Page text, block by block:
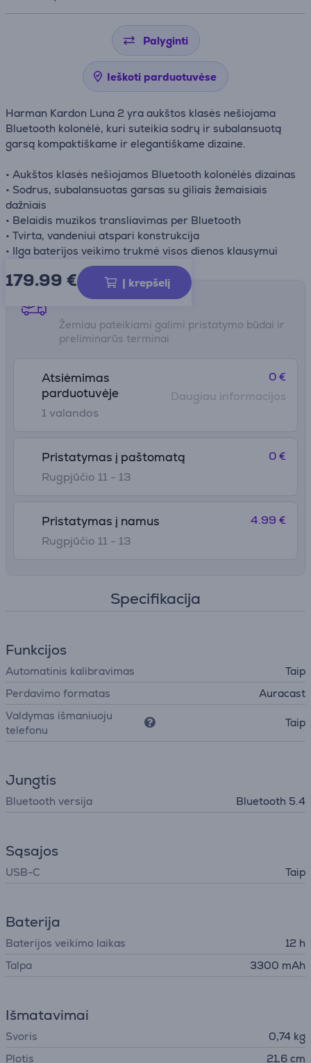
Palyginti
Ieškoti parduotuvėse
Harman Kardon Luna 2 yra aukštos klasės nešiojama
Bluetooth kolonėlė, kuri suteikia sodrų ir subalansuotą
garsą kompaktiškame ir elegantiškame dizaine.
• Aukštos klasės nešiojamos Bluetooth kolonėlės dizainas
• Sodrus, subalansuotas garsas su giliais žemaisiais
dažniais
• Belaidis muzikos transliavimas per Bluetooth
• Tvirta, vandeniui atspari konstrukcija
• Ilga baterijos veikimo trukmė visos dienos klausymui
179.99 € Į krepšelį
Pristatymo būdai
Žemiau pateikiami galimi pristatymo būdai ir
preliminarūs terminai
Atsiėmimas
parduotuvėje
1 valandos
0 €
Daugiau informacijos
Pristatymas į paštomatą
Rugpjūčio 11 - 13
0 €
Pristatymas į namus
Rugpjūčio 11 - 13
4.99 €
Specifikacija
Funkcijos
Automatinis kalibravimas
Taip
Perdavimo formatas
Auracast
Valdymas išmaniuoju
telefonu
Taip
Jungtis
Bluetooth versija Bluetooth 5.4
Sąsajos
USB-C Taip
Baterija
Baterijos veikimo laikas
12 h
Talpa
3300 mAh
Išmatavimai
Svoris
0,74 kg
Plotis
21,6 cm